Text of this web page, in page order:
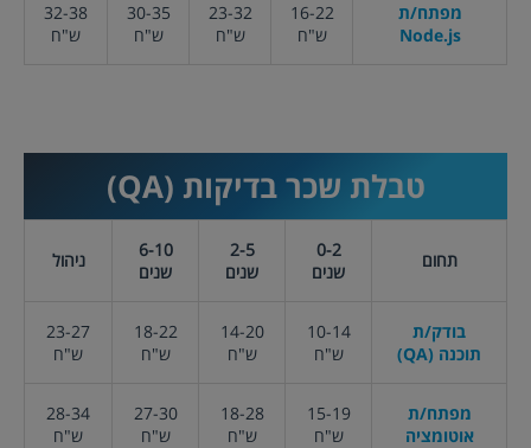
מפתח/ת
Node.js
16-22
ש"ח
23-32
ש"ח
30-35
ש"ח
32-38
ש"ח
טבלת שכרבדיקות (QA)
תחום
0-2
שנים
2-5
שנים
6-10
שנים
ניהול
בודק/ת
תוכנה (QA)
10-14
ש"ח
14-20
ש"ח
18-22
ש"ח
23-27
ש"ח
מפתח/ת
אוטומציה
15-19
ש"ח
18-28
ש"ח
27-30
ש"ח
28-34
ש"ח